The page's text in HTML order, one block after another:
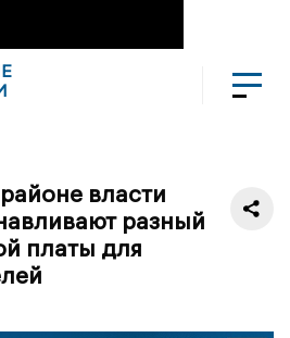
власти
разный
платы для